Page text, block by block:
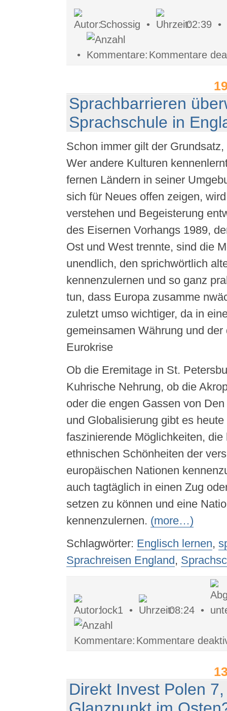
Schossig • 02:39 •
• Kommentare
Sprachbarrieren
Sprachschule in
Schon immer gilt der
Wer andere Kulturen
fernen Ländern in seiner
sich für Neues offen zeigen,
verstehen und Begeisterung
des Eisernen Vorhangs 1989,
Ost und West trennte, sind die
unendlich, den sprichwörtlich
kennenzulernen und so ganz
tun, dass Europa zusamme
zuletzt umso wichtiger, da in
gemeinsamen Währung und
Eurokrise
Ob die Eremitage in St.
Kuhrische Nehrung, ob die
oder die engen Gassen von
und Globalisierung gibt es heute
faszinierende Möglichkeiten, die
ethnischen Schönheiten der
europäischen Nationen
auch tagtäglich in einen Zug
setzen zu können und eine
kennenzulernen. (more…)
Schlagwörter: Englisch lernen,
Sprachreisen England,
lock1 • 08:24 •
Kommentare
Direkt Invest Polen